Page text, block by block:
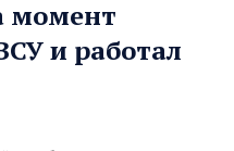
момент
и работал